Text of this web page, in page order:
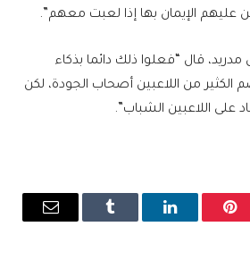
عليهم الإيمان بها إذا لعبت معهم”.
قال “فعلوا ذلك دائما بذكاء
الكثير من اللاعبين أصحاب الجودة، لكن
على اللاعبين الشباب”.
بينتيريستلينكدإن Tumblr
البريد